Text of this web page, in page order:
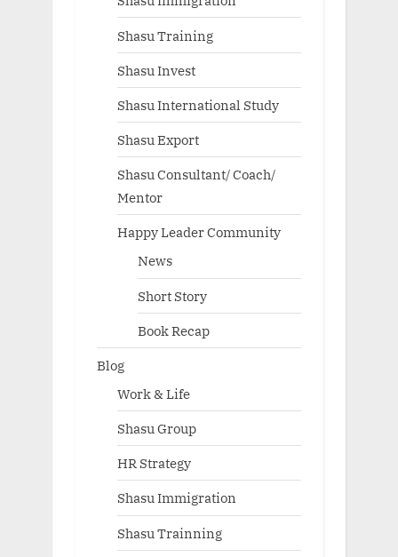
Shasu Training
Shasu Invest
Shasu International Study
Shasu Export
Shasu Consultant/ Coach/
Mentor
Happy Leader Community
News
Short Story
Book Recap
Blog
Work & Life
Shasu Group
HR Strategy
Shasu Immigration
Shasu Trainning